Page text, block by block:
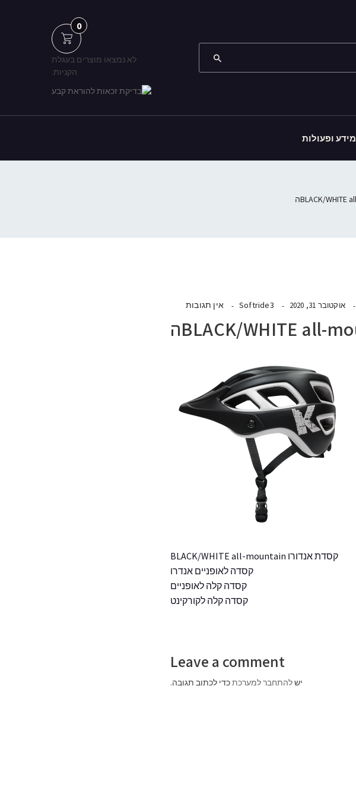
0
לא נמצאו מוצרים בעגלת
הקניות.
מידע ופעולות
אוקטובר 31, 2020 Softride3 אין תגובות
קסדת אנדורו BLACK/WHITE all-mountain
קסדה לאופניים אנדרו
קסדה קלה לאופניים
קסדה קלה לקורקינט
Leave a comment
ישלהתחבר למערכתכדי לכתוב תגובה.